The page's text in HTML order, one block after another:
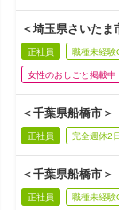
＜埼玉県さいた
正社員 職種未経験
女性のおしごと掲載中
＜千葉県船橋市
正社員 完全週休2
＜千葉県船橋市
正社員 職種未経験